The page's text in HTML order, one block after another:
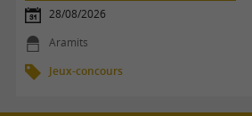
28/08/2026
Aramits
Jeux-concours